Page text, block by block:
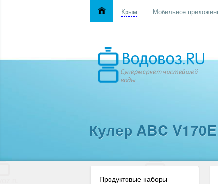
Крым Мобильное
Кулер ABC
Продуктовые наборы